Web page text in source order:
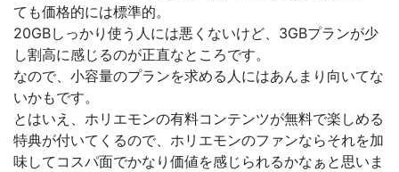
ても価格的には標準的。
20GBしっかり使う人には悪くないけど、3GBプランが少
し割高に感じるのが正直なところです。
なので、小容量のプランを求める人にはあんまり向いてな
いかもです。
とはいえ、ホリエモンの有料コンテンツが無料で楽しめる
特典が付いてくるので、ホリエモンのファンならそれを加
味してコスパ面でかなり価値を感じられるかなぁと思いま